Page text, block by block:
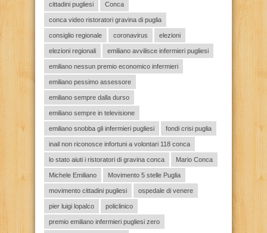
cittadini pugliesi Conca
conca video ristoratori gravina di puglia
consiglio regionale coronavirus elezioni
elezioni regionali emiliano avvilisce infermieri pugliesi
emiliano nessun premio economico infermieri
emiliano pessimo assessore
emiliano sempre dalla durso
emiliano sempre in televisione
emiliano snobba gli infermieri pugliesi fondi crisi puglia
inail non riconosce infortuni a volontari 118 conca
lo stato aiuti i ristoratori di gravina conca Mario Conca
Michele Emiliano Movimento 5 stelle Puglia
movimento cittadini pugliesi ospedale di venere
pier luigi lopalco policlinico
premio emiliano infermieri pugliesi zero